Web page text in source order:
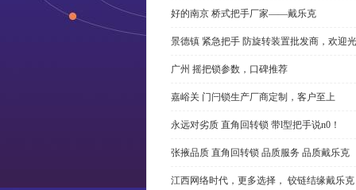
好的南京 桥式把手厂家——戴乐克
景德镇 紧急把手 防旋转装置批发商，欢迎
广州 摇把锁参数，口碑推荐
嘉峪关 门闩锁生产厂商定制，客户至上
永远对劣质 直角回转锁 带l型把手说n0！
张掖品质 直角回转锁 品质服务 品质戴乐克
江西网络时代，更多选择， 铰链结缘戴乐克